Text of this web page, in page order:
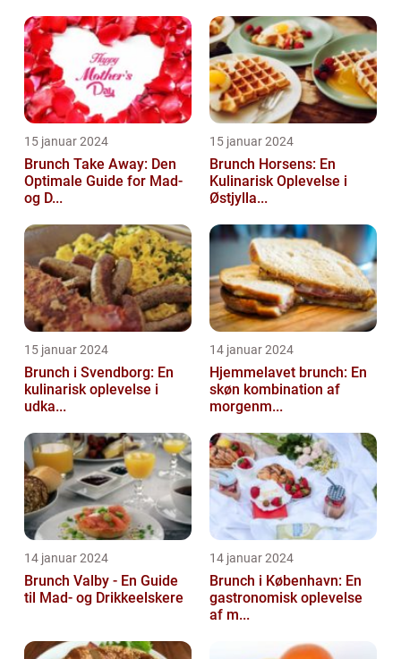
15 januar 2024
Brunch Take Away: Den
Optimale Guide for Mad-
og D...
15 januar 2024
Brunch Horsens: En
Kulinarisk Oplevelse i
Østjylla...
15 januar 2024
Brunch i Svendborg: En
kulinarisk oplevelse i
udka...
14 januar 2024
Hjemmelavet brunch: En
skøn kombination af
morgenm...
14 januar 2024
Brunch Valby - En Guide
til Mad- og Drikkeelskere
14 januar 2024
Brunch i København: En
gastronomisk oplevelse
af m...